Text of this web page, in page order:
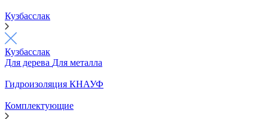
Кузбасслак
Кузбасслак
Для дерева Для металла
Гидроизоляция КНАУФ
Комплектующие